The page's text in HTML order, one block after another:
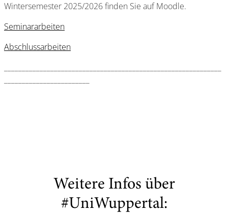
Wintersemester 2025/2026 finden Sie auf Moodle.
Seminararbeiten
Abschlussarbeiten
Weitere Infos über
#UniWuppertal: